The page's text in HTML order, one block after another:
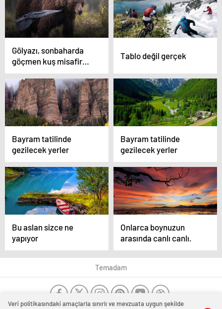
Gölyazı, sonbaharda
göçmen kuş misafir
ediyor
Tablo değil gerçek
Bayram tatilinde
gezilecek yerler
Bayram tatilinde
gezilecek yerler
Bu aslan sizce ne
yapıyor
Onlarca boynuzun
arasında canlı canlı.
Temadam
Veri politikasındaki amaçlarla sınırlı ve mevzuata uygun şekilde